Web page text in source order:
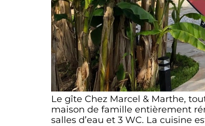
Le gîte Chez Marcel & Marthe,
maison de famille entièrement
salles d’eau et 3 WC. La cuisine